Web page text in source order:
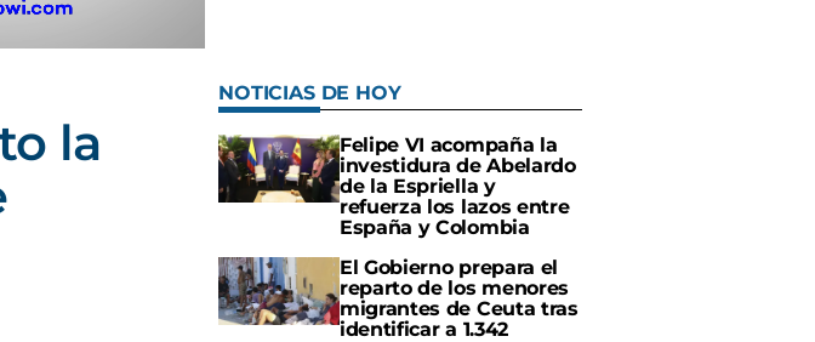
la
NOTICIAS DE HOY
Felipe VI acompaña la
investidura de Abelardo
de la Espriella y
refuerza los lazos entre
España y Colombia
El Gobierno prepara el
reparto de los menores
migrantes de Ceuta tras
identificar a 1.342